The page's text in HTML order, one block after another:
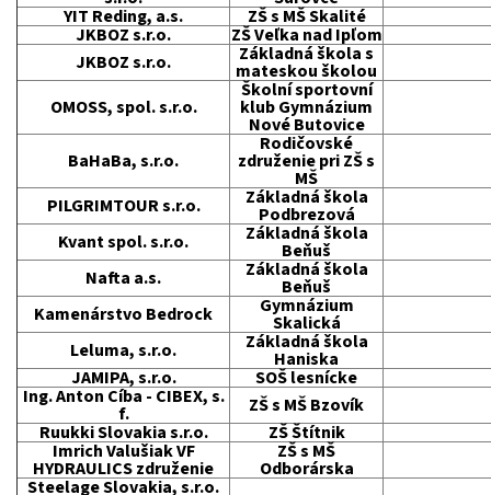
YIT Reding, a.s. ZŠ s MŠ Skalité
JKBOZ s.r.o.
ZŠ Veľka nad Ipľom
JKBOZ s.r.o.
Základná škola s
mateskou školou
OMOSS, spol. s.r.o.
Školní sportovní
klub Gymnázium
Nové Butovice
BaHaBa, s.r.o.
Rodičovské
združenie pri ZŠ s
MŠ
PILGRIMTOUR s.r.o.
Základná škola
Podbrezová
Kvant spol. s.r.o.
Základná škola
Beňuš
Nafta a.s.
Základná škola
Beňuš
Kamenárstvo Bedrock
Gymnázium
Skalická
Leluma, s.r.o.
Základná škola
Haniska
JAMIPA, s.r.o. SOŠ lesnícke
Ing. Anton Cíba - CIBEX, s.
f.
ZŠ s MŠ Bzovík
Ruukki Slovakia s.r.o.
ZŠ Štítnik
Imrich Valušiak VF
HYDRAULICS združenie
ZŠ s MŠ
Odborárska
Steelage Slovakia, s.r.o.